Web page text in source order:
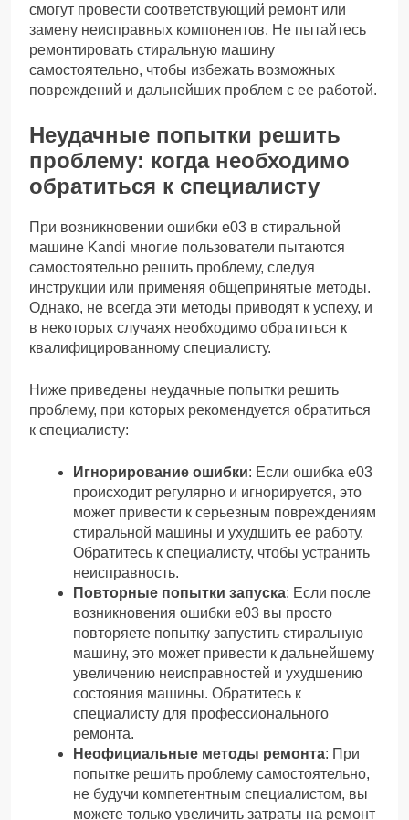
смогут провести соответствующий ремонт или
замену неисправных компонентов. Не пытайтесь
ремонтировать стиральную машину
самостоятельно, чтобы избежать возможных
повреждений и дальнейших проблем с ее работой.
Неудачные попытки решить
проблему: когда необходимо
обратиться к специалисту
При возникновении ошибки е03 в стиральной
машине Kandi многие пользователи пытаются
самостоятельно решить проблему, следуя
инструкции или применяя общепринятые методы.
Однако, не всегда эти методы приводят к успеху, и
в некоторых случаях необходимо обратиться к
квалифицированному специалисту.
Ниже приведены неудачные попытки решить
проблему, при которых рекомендуется обратиться
к специалисту:
Игнорирование ошибки: Если ошибка е03
происходит регулярно и игнорируется, это
может привести к серьезным повреждениям
стиральной машины и ухудшить ее работу.
Обратитесь к специалисту, чтобы устранить
неисправность.
Повторные попытки запуска: Если после
возникновения ошибки е03 вы просто
повторяете попытку запустить стиральную
машину, это может привести к дальнейшему
увеличению неисправностей и ухудшению
состояния машины. Обратитесь к
специалисту для профессионального
ремонта.
Неофициальные методы ремонта: При
попытке решить проблему самостоятельно,
не будучи компетентным специалистом, вы
можете только увеличить затраты на ремонт